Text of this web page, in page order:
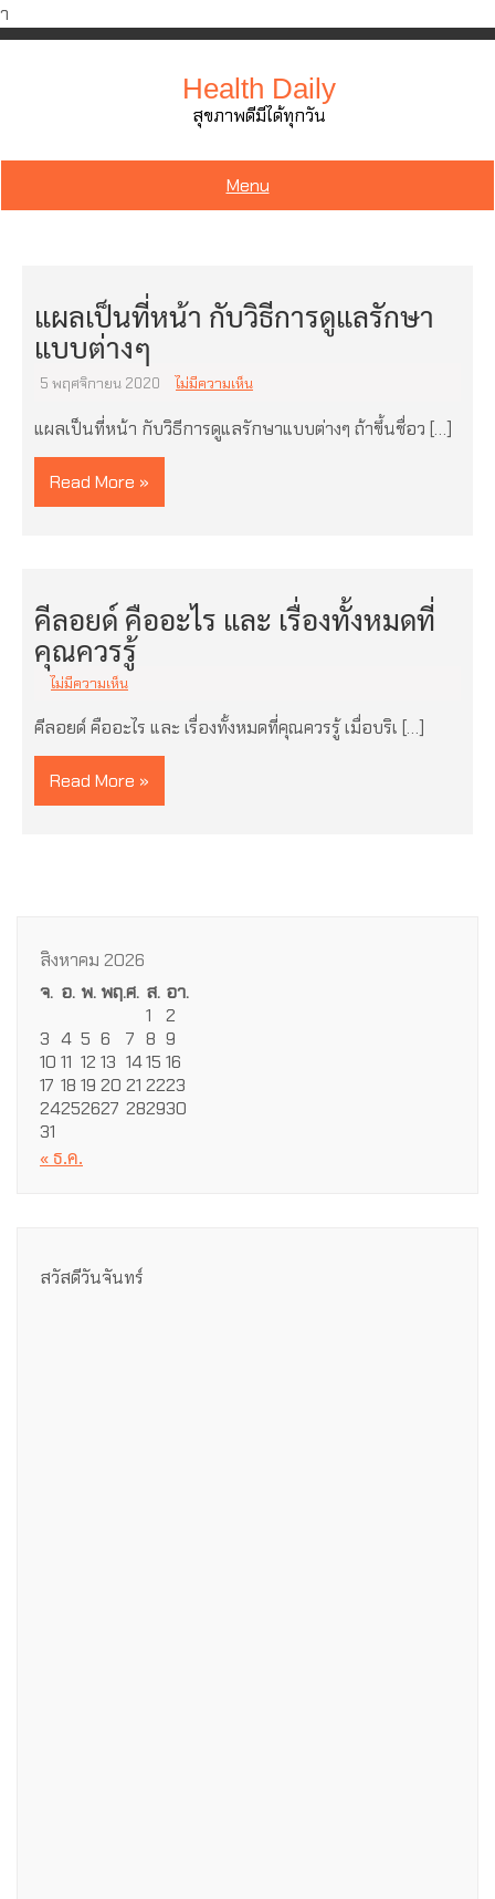
ำ
Skip
Health Daily
สุขภาพดีมีได้ทุกวัน
Menu
แผลเป็นที่หน้า กับวิธีการดูแลรักษา
แบบต่างๆ
5 พฤศจิกายน 2020 ไม่มีความเห็น
แผลเป็นที่หน้า กับวิธีการดูแลรักษาแบบต่างๆ ถ้าขึ้นชื่อว […]
Read More »
คีลอยด์ คืออะไร และ เรื่องทั้งหมดที่
คุณควรรู้
ไม่มีความเห็น
คีลอยด์ คืออะไร และ เรื่องทั้งหมดที่คุณควรรู้ เมื่อบริเ […]
Read More »
สิงหาคม 2026
จ. อ. พ.พฤ.ศ. ส. อา.
1
2
3 4 5 6 7 8 9
10 11 12 13 1415 16
17 18 19 20 21 2223
24252627 282930
31
« ธ.ค.
สวัสดีวันจันทร์